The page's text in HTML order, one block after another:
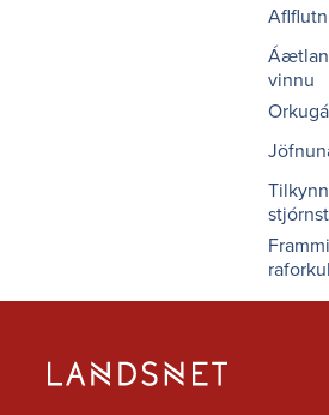
vinnu